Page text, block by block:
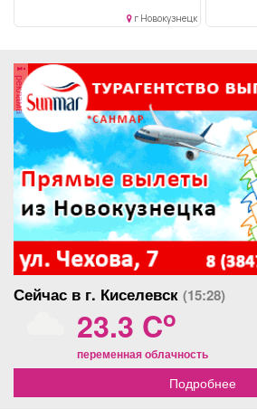
г Новокузнецк
реклама
Сейчас в г. Киселевск (15:28)
23.3 Co
переменная облачность
Подробнее